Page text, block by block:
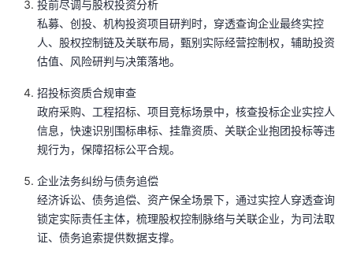
学
我
的
我
Programs
持
我
技
术
的
云
投前尽调与股权投资分析
私募、创投、机构投资项目研判时，穿透查询企业最终实控
人、股权控制链及关联布局，甄别实际经营控制权，辅助投资
估值、风险研判与决策落地。
招投标资质合规审查
政府采购、工程招标、项目竞标场景中，核查投标企业实控人
信息，快速识别围标串标、挂靠资质、关联企业抱团投标等违
规行为，保障招标公平合规。
企业法务纠纷与债务追偿
经济诉讼、债务追偿、资产保全场景下，通过实控人穿透查询
锁定实际责任主体，梳理股权控制脉络与关联企业，为司法取
证、债务追索提供数据支撑。